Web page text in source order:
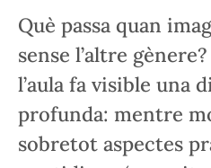
Què passa quan
sense l’altre
l’aula fa visible una
profunda: mentre
sobretot aspectes